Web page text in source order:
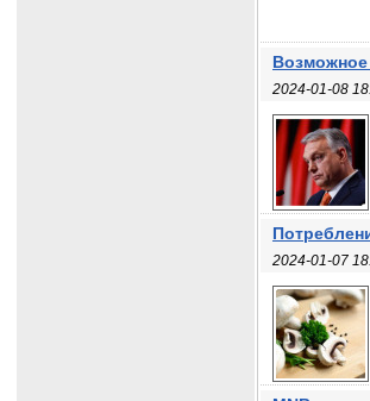
Возможное
2024-01-08
2024-01-07